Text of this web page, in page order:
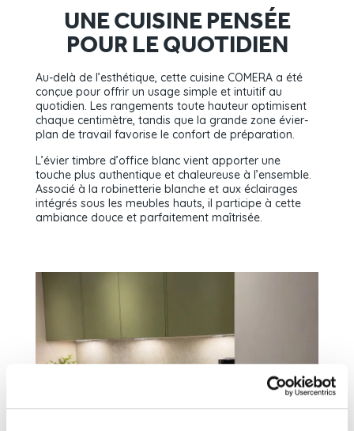
UNE CUISINE PENSÉE
POUR LE QUOTIDIEN
Au-delà de l’esthétique, cette cuisine COMERA a été
conçue pour offrir un usage simple et intuitif au
quotidien. Les rangements toute hauteur optimisent
chaque centimètre, tandis que la grande zone évier-
plan de travail favorise le confort de préparation.
L’évier timbre d’office blanc vient apporter une
touche plus authentique et chaleureuse à l’ensemble.
Associé à la robinetterie blanche et aux éclairages
intégrés sous les meubles hauts, il participe à cette
ambiance douce et parfaitement maîtrisée.